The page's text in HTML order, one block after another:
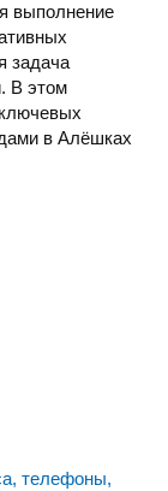
выполнение
задача
В этом
в Алёшках
телефоны,